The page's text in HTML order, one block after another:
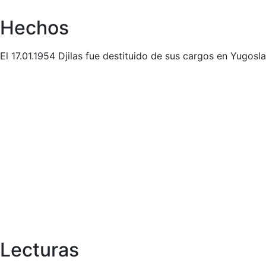
Hechos
El 17.01.1954 Djilas fue destituido de sus cargos en
Lecturas